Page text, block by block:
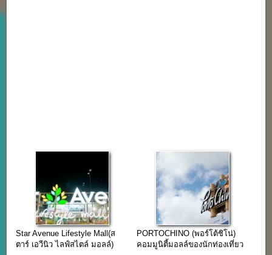
Star Avenue Lifestyle Mall(ส
ตาร์ เอวีนิว ไลฟ์สไตล์ มอลล์)
PORTOCHINO (พอร์โต้ชิโน่)
คอมมูนิตี้มอลล์ของนักท่องเที่ยว